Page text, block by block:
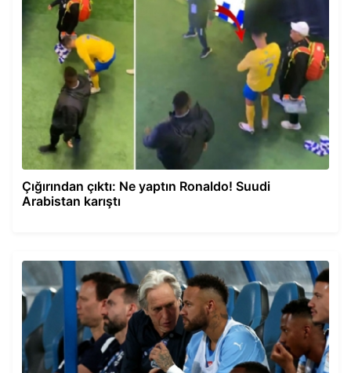
Çığırından çıktı: Ne yaptın Ronaldo! Suudi
Arabistan karıştı